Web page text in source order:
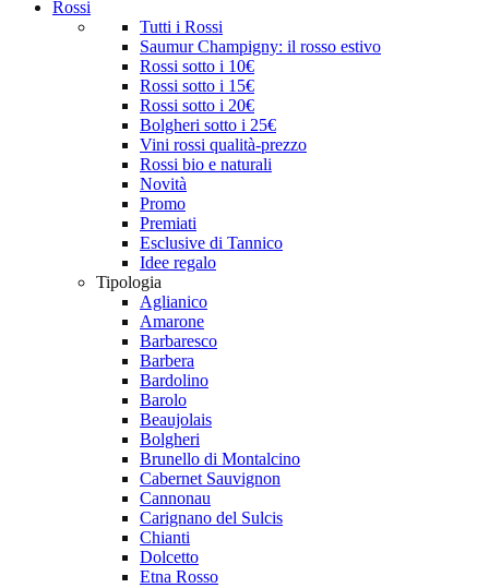
Rossi
Tutti i Rossi
Saumur Champigny: il rosso estivo
Rossi sotto i 10€
Rossi sotto i 15€
Rossi sotto i 20€
Bolgheri sotto i 25€
Vini rossi qualità-prezzo
Rossi bio e naturali
Novità
Promo
Premiati
Esclusive di Tannico
Idee regalo
Tipologia
Aglianico
Amarone
Barbaresco
Barbera
Bardolino
Barolo
Beaujolais
Bolgheri
Brunello di Montalcino
Cabernet Sauvignon
Cannonau
Carignano del Sulcis
Chianti
Dolcetto
Etna Rosso